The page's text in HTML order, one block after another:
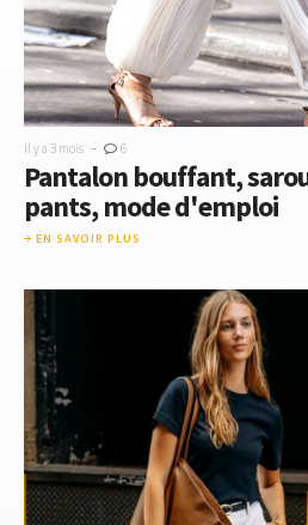
Il y a 3 mois - 6
Pantalon bouffant,
pants, mode d'emploi
EN SAVOIR PLUS